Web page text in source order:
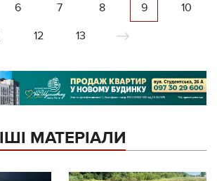
6 7 8 9
10
12 13
МАТЕРІАЛИ